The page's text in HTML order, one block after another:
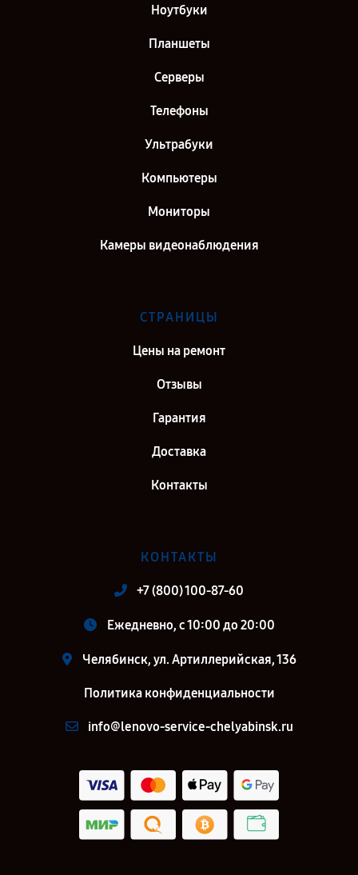
Ноутбуки
Планшеты
Серверы
Телефоны
Ультрабуки
Компьютеры
Мониторы
Камеры видеонаблюдения
СТРАНИЦЫ
Цены на ремонт
Отзывы
Гарантия
Доставка
Контакты
КОНТАКТЫ
+7 (800) 100-87-60
Ежедневно, с 10:00 до 20:00
Челябинск, ул. Артиллерийская, 136
Политика конфиденциальности
info@lenovo-service-chelyabinsk.ru